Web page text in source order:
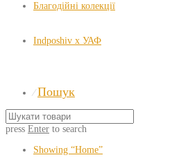
Благодійні колекції
Indposhiv x УАФ
⁄ Пошук
press Enter to search
Showing “Home”